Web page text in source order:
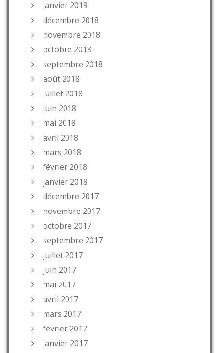
janvier 2019
décembre 2018
novembre 2018
octobre 2018
septembre 2018
août 2018
juillet 2018
juin 2018
mai 2018
avril 2018
mars 2018
février 2018
janvier 2018
décembre 2017
novembre 2017
octobre 2017
septembre 2017
juillet 2017
juin 2017
mai 2017
avril 2017
mars 2017
février 2017
janvier 2017